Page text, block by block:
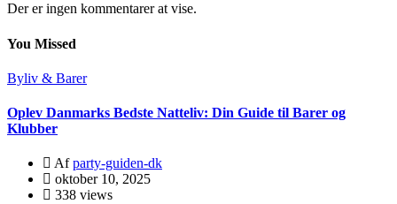
Der er ingen kommentarer at vise.
You Missed
Byliv & Barer
Oplev Danmarks Bedste Natteliv: Din Guide til Barer og
Klubber
Afparty-guiden-dk
oktober 10, 2025
338 views